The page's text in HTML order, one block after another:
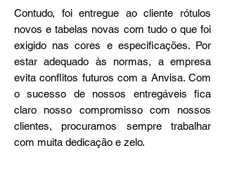
Contudo, foi entregue ao cliente rótulos
novos e tabelas novas com tudo o que foi
exigido nas cores e especificações. Por
estar adequado às normas, a empresa
evita conflitos futuros com a Anvisa. Com
o sucesso de nossos entregáveis fica
claro nosso compromisso com nossos
clientes, procuramos sempre trabalhar
com muita dedicação e zelo.